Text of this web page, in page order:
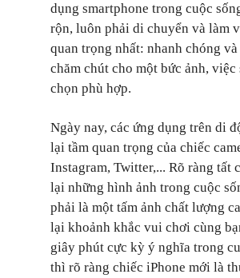
dụng smartphone trong cuộc
rộn, luôn phải di chuyển và làm
quan trọng nhất: nhanh chóng
chăm chút cho một bức ảnh,
chọn phù hợp.
Ngày nay, các ứng dụng trên di
lại tầm quan trọng của chiếc
Instagram, Twitter,... Rõ ràng
lại những hình ảnh trong cuộc
phải là một tấm ảnh chất lượng
lại khoảnh khắc vui chơi cùng
giây phút cực kỳ ý nghĩa trong
thì rõ ràng chiếc iPhone mới là